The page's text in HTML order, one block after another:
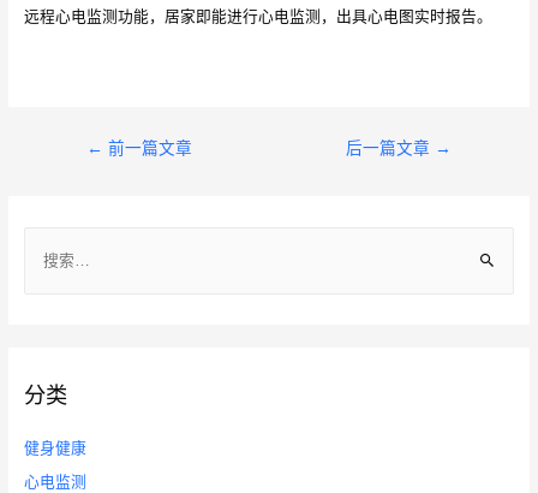
远程心电监测功能，居家即能进行心电监测，出具心电图实时报告。
航
← 前一篇文章 后一篇文章 →
分类
健身健康
心电监测